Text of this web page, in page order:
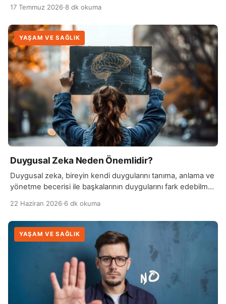
bulunmadığı…
17 Temmuz 2026·8 dk okuma
YAŞAM VE SAĞLIK
Duygusal Zeka Neden Önemlidir?
Duygusal zeka, bireyin kendi duygularını tanıma, anlama ve
yönetme becerisi ile başkalarının duygularını fark edebilme
22 Haziran 2026·6 dk okuma
YAŞAM VE SAĞLIK